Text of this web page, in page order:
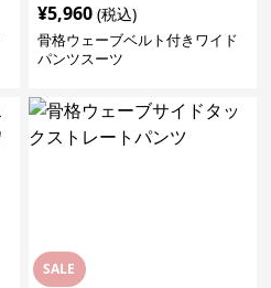
¥5,960 (税込)
骨格ウェーブベルト付きワイド
パンツスーツ
SALE